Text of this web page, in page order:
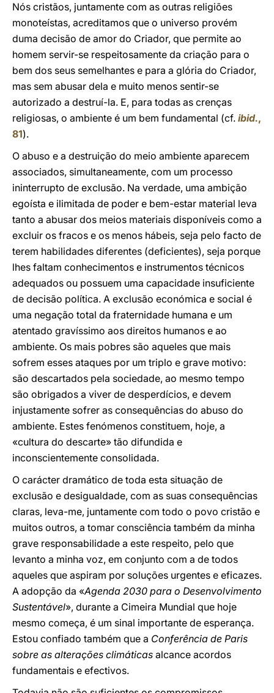
Nós cristãos, juntamente com as outras religiões
monoteístas, acreditamos que o universo provém
duma decisão de amor do Criador, que permite ao
homem servir-se respeitosamente da criação para o
bem dos seus semelhantes e para a glória do Criador,
mas sem abusar dela e muito menos sentir-se
autorizado a destruí-la. E, para todas as crenças
religiosas, o ambiente é um bem fundamental (cf. ibid.,
81).
O abuso e a destruição do meio ambiente aparecem
associados, simultaneamente, com um processo
ininterrupto de exclusão. Na verdade, uma ambição
egoísta e ilimitada de poder e bem-estar material leva
tanto a abusar dos meios materiais disponíveis como a
excluir os fracos e os menos hábeis, seja pelo facto de
terem habilidades diferentes (deficientes), seja porque
lhes faltam conhecimentos e instrumentos técnicos
adequados ou possuem uma capacidade insuficiente
de decisão política. A exclusão económica e social é
uma negação total da fraternidade humana e um
atentado gravíssimo aos direitos humanos e ao
ambiente. Os mais pobres são aqueles que mais
sofrem esses ataques por um triplo e grave motivo:
são descartados pela sociedade, ao mesmo tempo
são obrigados a viver de desperdícios, e devem
injustamente sofrer as consequências do abuso do
ambiente. Estes fenómenos constituem, hoje, a
«cultura do descarte» tão difundida e
inconscientemente consolidada.
O carácter dramático de toda esta situação de
exclusão e desigualdade, com as suas consequências
claras, leva-me, juntamente com todo o povo cristão e
muitos outros, a tomar consciência também da minha
grave responsabilidade a este respeito, pelo que
levanto a minha voz, em conjunto com a de todos
aqueles que aspiram por soluções urgentes e eficazes.
A adopção da «Agenda 2030 para o Desenvolvimento
Sustentável», durante a Cimeira Mundial que hoje
mesmo começa, é um sinal importante de esperança.
Estou confiado também que a Conferência de Paris
sobre as alterações climáticas alcance acordos
fundamentais e efectivos.